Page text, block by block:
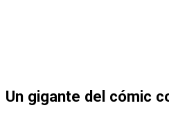
Un gigante del cómic